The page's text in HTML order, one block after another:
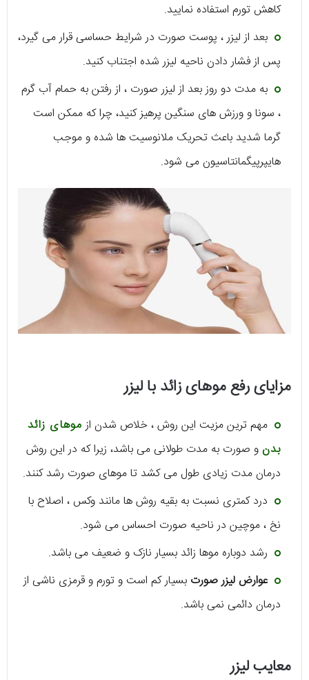
کاهش تورم استفاده نمایید.
بعد از لیزر ، پوست صورت در شرایط حساسی قرار می گیرد،
پس از فشار دادن ناحیه لیزر شده اجتناب کنید.
به مدت دو روز بعد از لیزر صورت ، از رفتن به حمام آب گرم
، سونا و ورزش های سنگین پرهیز کنید، چرا که ممکن است
گرما شدید باعث تحریک ملانوسیت ها شده و موجب
هایپرپیگمانتاسیون می شود.
مزایای رفع موهای زائد با لیزر
مهم ترین مزیت این روش ، خلاص شدن ازموهای زائد
بدنو صورت به مدت طولانی می باشد، زیرا که در این روش
درمان مدت زیادی طول می کشد تا موهای صورت رشد کنند.
درد کمتری نسبت به بقیه روش ها مانند وکس ، اصلاح با
نخ ، موچین در ناحیه صورت احساس می شود.
رشد دوباره موها زائد بسیار نازک و ضعیف می باشد.
عوارض لیزر صورت بسیار کم است و تورم و قرمزی ناشی از
درمان دائمی نمی باشد.
معایب لیزر